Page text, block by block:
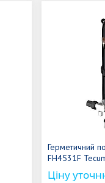
Герметичний
FH4531F
Ціну